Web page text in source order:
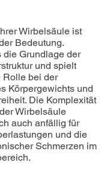
Wirbelsäule ist
Bedeutung.
Grundlage der
und spielt
Rolle bei der
Körpergewichts und
Die Komplexität
Wirbelsäule
auch anfällig für
und die
Schmerzen im